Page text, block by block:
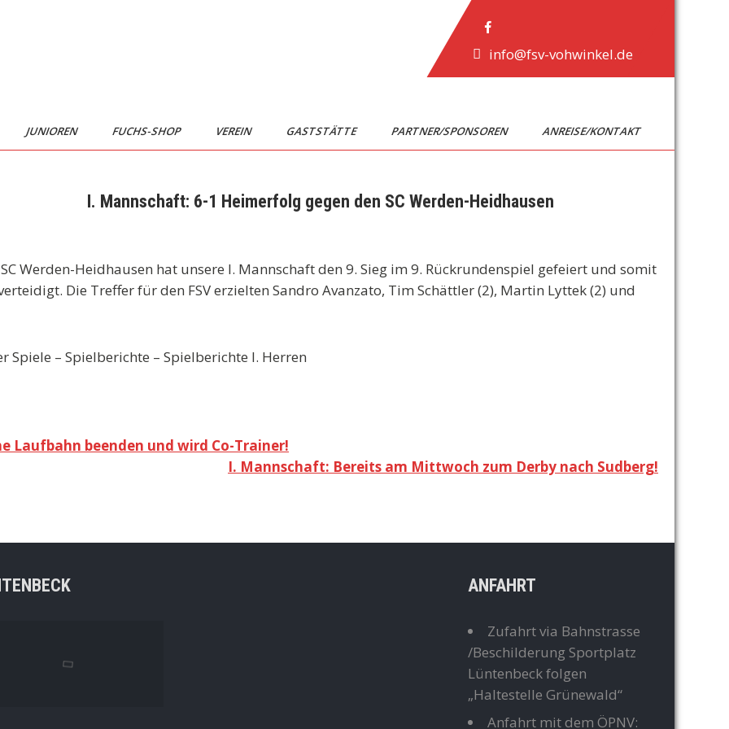
info@fsv-vohwinkel.de
JUNIOREN FUCHS-SHOP VEREIN GASTSTÄTTE PARTNER/SPONSOREN ANREISE/KONTAKT
I. Mannschaft: 6-1 Heimerfolg gegen den SC Werden-Heidhausen
Werden-Heidhausen hat unsere I. Mannschaft den 9. Sieg im 9. Rückrundenspiel gefeiert und somit
Die Treffer für den FSV erzielten Sandro Avanzato, Tim Schättler (2), Martin Lyttek (2) und
– Spielberichte – Spielberichte I. Herren
Laufbahn beenden und wird Co-Trainer!
I. Mannschaft: Bereits am Mittwoch zum Derby nach Sudberg!
ANFAHRT
Zufahrt via Bahnstrasse
/Beschilderung Sportplatz
Lüntenbeck folgen
„Haltestelle Grünewald“
Anfahrt mit dem ÖPNV: